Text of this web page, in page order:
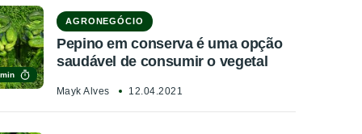
AGRONEGÓCIO
Pepino em conserva é uma opção
saudável de consumir o vegetal
Mayk Alves 12.04.2021